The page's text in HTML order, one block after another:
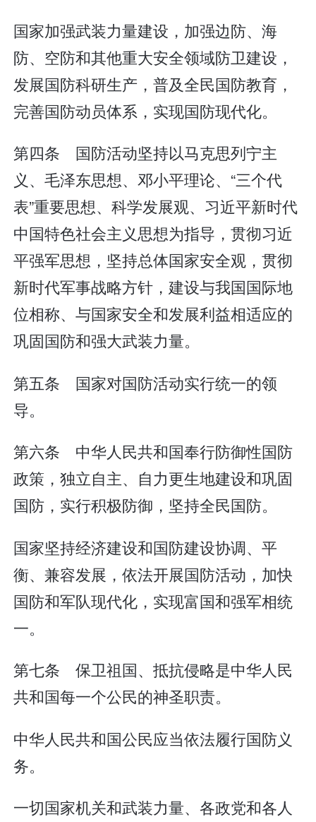
国家加强武装力量建设，加强边防、海
防、空防和其他重大安全领域防卫建设，
发展国防科研生产，普及全民国防教育，
完善国防动员体系，实现国防现代化。
第四条 国防活动坚持以马克思列宁主
义、毛泽东思想、邓小平理论、“三个代
表”重要思想、科学发展观、习近平新时代
中国特色社会主义思想为指导，贯彻习近
平强军思想，坚持总体国家安全观，贯彻
新时代军事战略方针，建设与我国国际地
位相称、与国家安全和发展利益相适应的
巩固国防和强大武装力量。
第五条 国家对国防活动实行统一的领
导。
第六条 中华人民共和国奉行防御性国防
政策，独立自主、自力更生地建设和巩固
国防，实行积极防御，坚持全民国防。
国家坚持经济建设和国防建设协调、平
衡、兼容发展，依法开展国防活动，加快
国防和军队现代化，实现富国和强军相统
一。
第七条 保卫祖国、抵抗侵略是中华人民
共和国每一个公民的神圣职责。
中华人民共和国公民应当依法履行国防义
务。
一切国家机关和武装力量、各政党和各人